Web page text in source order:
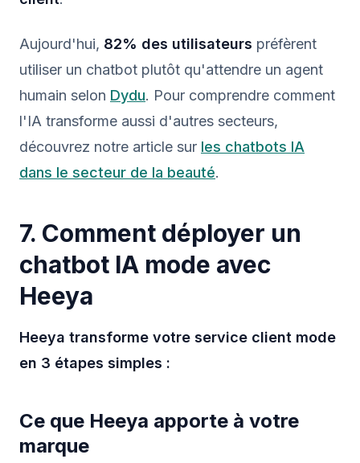
Aujourd'hui, 82% des utilisateurs préfèrent
utiliser un chatbot plutôt qu'attendre un agent
humain selon Dydu. Pour comprendre comment
l'IA transforme aussi d'autres secteurs,
découvrez notre article sur les chatbots IA
dans le secteur de la beauté.
7. Comment déployer un
chatbot IA mode avec
Heeya
Heeya transforme votre service client mode
en 3 étapes simples :
Ce que Heeya apporte à votre
marque